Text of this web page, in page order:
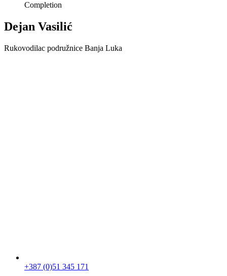
Completion
Dejan Vasilić
Rukovodilac podružnice Banja Luka
+387 (0)51 345 171